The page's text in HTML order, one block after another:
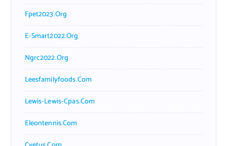
Fpet2023.org
E-Smart2022.org
Ngrc2022.org
Leesfamilyfoods.com
Lewis-Lewis-Cpas.com
Eleontennis.com